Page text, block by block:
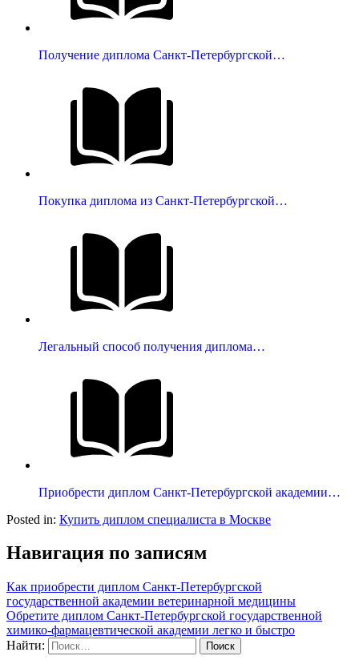
Получение диплома Санкт-Петербургской…
Покупка диплома из Санкт-Петербургской…
Легальный способ получения диплома…
Приобрести диплом Санкт-Петербургской академии…
Posted in: Купить диплом специалиста в Москве
Навигация по записям
Как приобрести диплом Санкт-Петербургской
государственной академии ветеринарной медицины
Обретите диплом Санкт-Петербургской государственной
химико-фармацевтической академии легко и быстро
Найти: